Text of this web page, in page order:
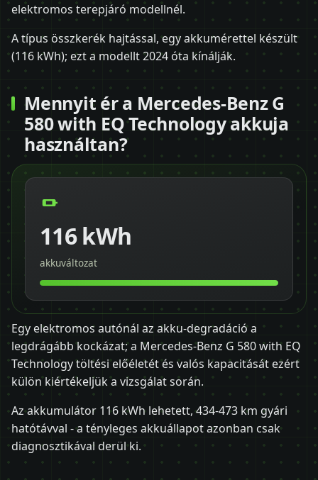
elektromos terepjáró modellnél.
A típus összkerék hajtással, egy akkumérettel készült
(116 kWh); ezt a modellt 2024 óta kínálják.
Mennyit ér a Mercedes-Benz G
580 with EQ Technology akkuja
használtan?
116 kWh
akkuváltozat
Egy elektromos autónál az akku-degradáció a
legdrágább kockázat; a Mercedes-Benz G 580 with EQ
Technology töltési előéletét és valós kapacitását ezért
külön kiértékeljük a vizsgálat során.
Az akkumulátor 116 kWh lehetett, 434-473 km gyári
hatótávval - a tényleges akkuállapot azonban csak
diagnosztikával derül ki.